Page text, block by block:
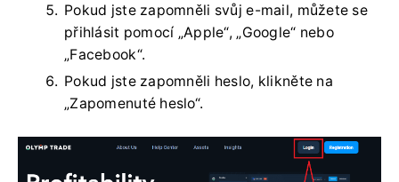
Pokud jste zapomněli svůj e-mail, můžete se
přihlásit pomocí „Apple“, „Google“ nebo
„Facebook“.
Pokud jste zapomněli heslo, klikněte na
„Zapomenuté heslo“.